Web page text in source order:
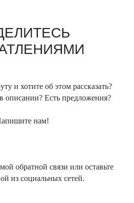
и хотите об этом рассказать?
описании? Есть предложения?
нам!
обратной связи или оставьте
из социальных сетей.